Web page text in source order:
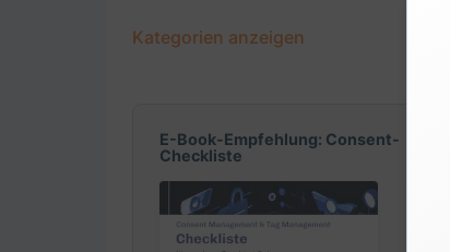
Kategorien anzeigen
E-Book-Empfehlung: Consent-
Checkliste